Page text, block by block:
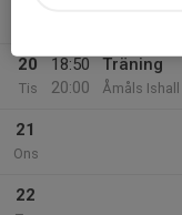
20
Tis
18:50
20:00
Träning
Åmåls Ishall
21
Ons
22